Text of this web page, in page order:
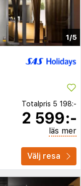
1/5
Totalpris 5 198:-
2 599:-
läs mer
Välj resa